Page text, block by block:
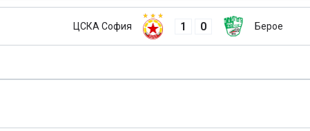
ЦСКА София 1 0 Берое